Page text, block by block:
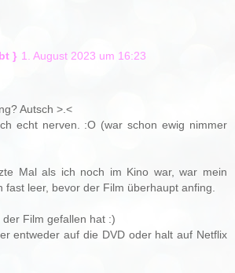
} 1. August 2023 um 16:23
Autsch >.<
echt nerven. :O (war schon ewig nimmer
Mal als ich noch im Kino war, war mein
fast leer, bevor der Film überhaupt anfing.
der Film gefallen hat :)
entweder auf die DVD oder halt auf Netflix